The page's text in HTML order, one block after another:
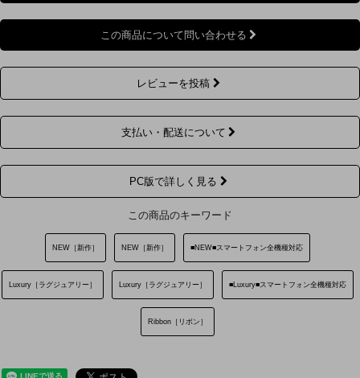
この商品について問い合わせる
レビューを投稿
支払い・配送について
PC版で詳しく見る
この商品のキーワード
NEW［新作］ NEW［新作］ ■NEW■スマートフォン全機種対応
Luxury［ラグジュアリー］ Luxury［ラグジュアリー］ ■Luxury■スマートフォン全機種対応
Ribbon［リボン］